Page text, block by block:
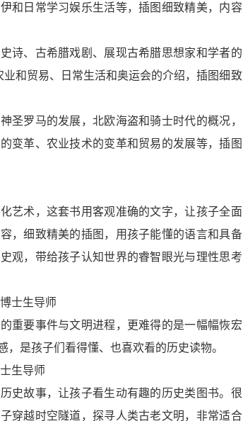
和日常学习娱乐生活等，插图细致精美，内容
诗、古希腊戏剧、展现古希腊思想家和学者的
业和贸易、日常生活和奥运会的介绍，插图细致
圣罗马的发展，北欧海盗和骑士时代的概况，
变革、农业技术的变革和贸易的发展等，插图
艺术，这套书用客观准确的文字，让孩子全面
，细致精美的插图，用孩子能懂的语言和具备
观，带给孩子认知世界的睿智眼光与理性思考
士生导师
重要事件与文明进程，更难得的是一幅幅恢宏
是孩子们看得懂、也喜欢看的历史读物。
生导师
史故事，让孩子看生动有趣的历史类图书。很
穿越时空隧道，探寻人类古老文明，非常适合